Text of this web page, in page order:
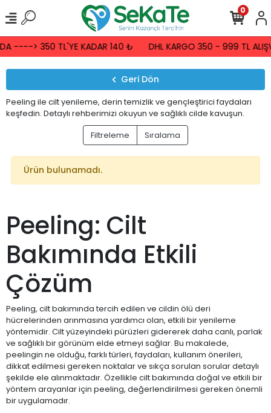
----> 350 TL'YE KADAR 140 ₺ DHL KARGO 350 - 999 TL
0
Geri Dön
Peeling ile cilt yenileme, derin temizlik ve gençleştirici faydaları
keşfedin. Detaylı rehberimizi okuyun ve sağlıklı cilde kavuşun.
Filtreleme
Sıralama
Ürün bulunamadı.
Peeling: Cilt
Bakımında Etkili
Çözüm
Peeling, cilt bakımında tercih edilen ve cildin ölü deri
hücrelerinden arınmasına yardımcı olan, etkili bir yenileme
yöntemidir. Cilt yüzeyindeki pürüzleri gidererek daha canlı, parlak
ve sağlıklı bir görünüm elde etmeyi sağlar. Bu makalede,
peelingin ne olduğu, farklı türleri, faydaları, kullanım önerileri,
dikkat edilmesi gereken noktalar ve sıkça sorulan sorular detaylı
şekilde ele alınmaktadır. Özellikle cilt bakımında doğal ve etkili bir
yöntem arayanlar için peeling, değerlendirilmesi gereken önemli
bir uygulamadır.